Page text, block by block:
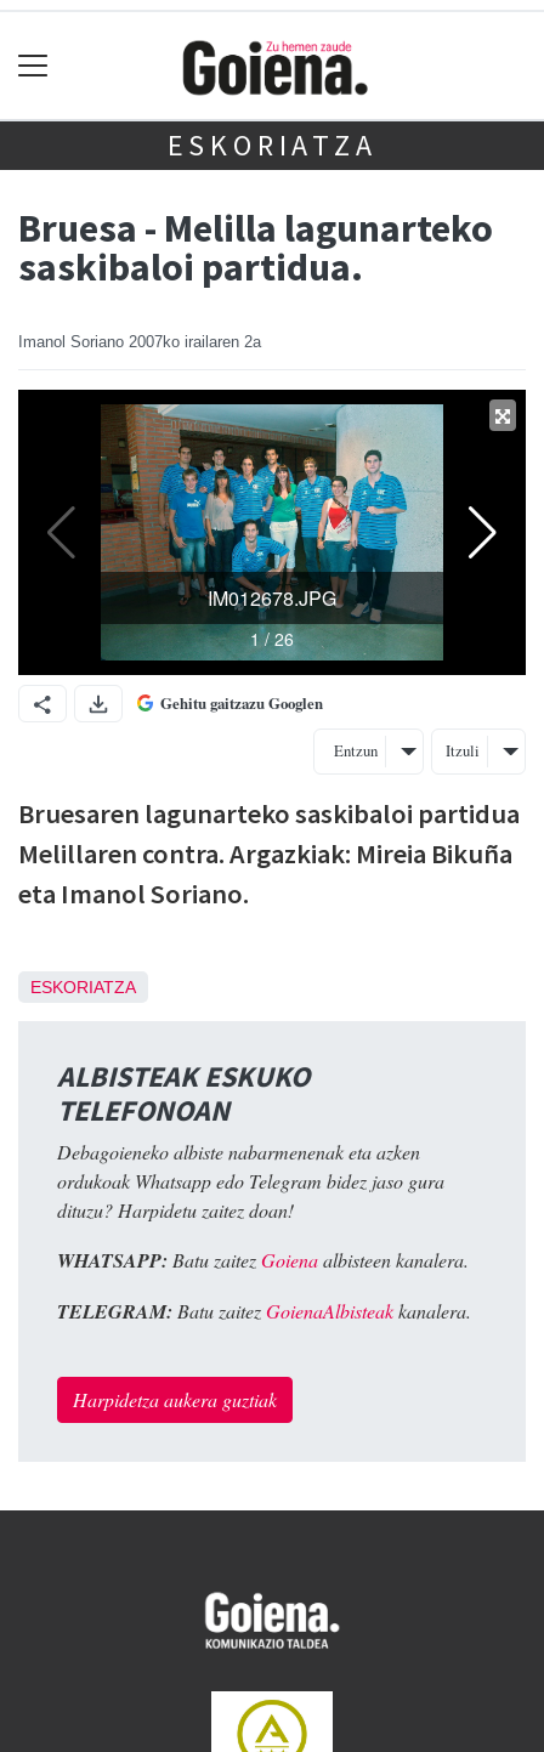
ESKORIATZA
Bruesa - Melilla lagunarteko
saskibaloi partidua.
Imanol Soriano 2007ko irailaren 2a
Gehitu gaitzazu Googlen
Entzun Itzuli
Bruesaren lagunarteko saskibaloi partidua
Melillaren contra. Argazkiak: Mireia Bikuña
eta Imanol Soriano.
ESKORIATZA
ALBISTEAK ESKUKO
TELEFONOAN
Debagoieneko albiste nabarmenenak eta azken
ordukoak Whatsapp edo Telegram bidez jaso gura
dituzu? Harpidetu zaitez doan!
WHATSAPP: Batu zaitezGoienaalbisteen kanalera.
TELEGRAM: Batu zaitezGoienaAlbisteakkanalera.
Harpidetza aukera guztiak